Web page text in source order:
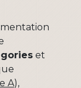
et
A),